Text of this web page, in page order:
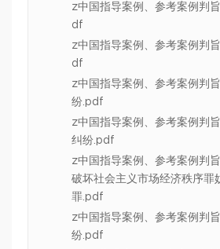
z中国指导案例、参考案例判
df
z中国指导案例、参考案例判
df
z中国指导案例、参考案例判
纷.pdf
z中国指导案例、参考案例判
纠纷.pdf
z中国指导案例、参考案例判
破坏社会主义市场经济秩序罪
罪.pdf
z中国指导案例、参考案例判
纷.pdf